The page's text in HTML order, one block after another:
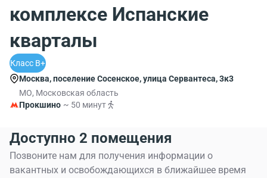
комплексе Испанские
кварталы
Класс B+
Москва, поселение Сосенское, улица Сервантеса, 3к3
МО, Московская область
Прокшино ~ 50 минут
Доступно 2 помещения
Позвоните нам для получения информации о
вакантных и освобождающихся в ближайшее время